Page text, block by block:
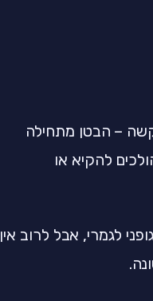
– הבטן מתחילה
להקיא או
לגמרי, אבל לרוב אין